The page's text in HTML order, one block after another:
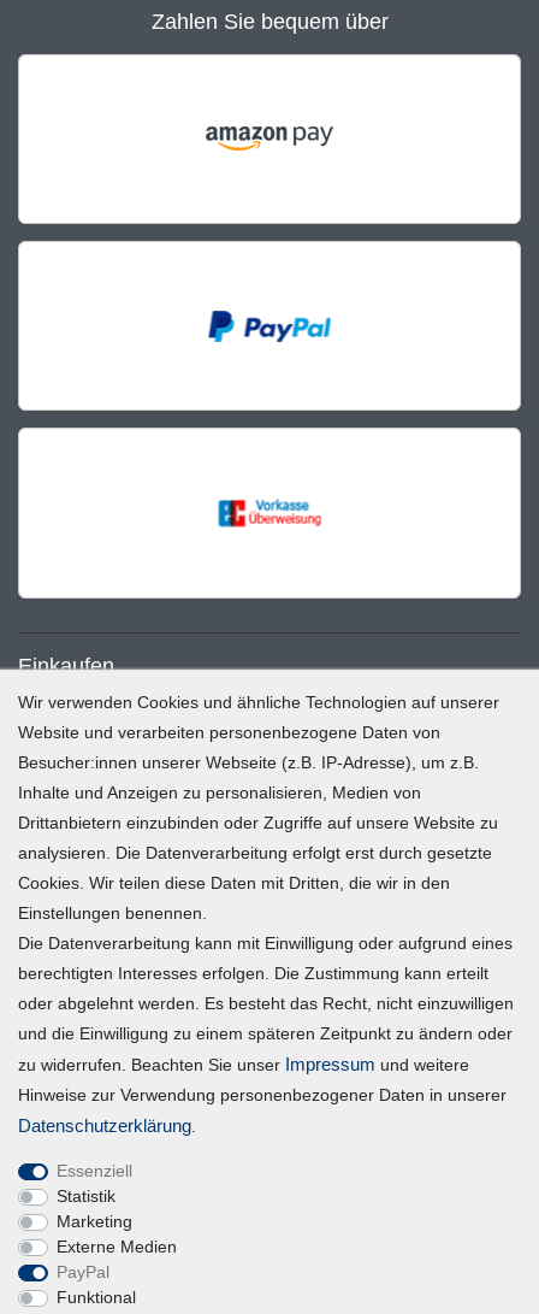
Zahlen Sie bequem über
Einkaufen
Zahlung und Versand
Widerrufsrecht
Warenkorb
Zur Kasse
Mein Konto
Registrieren
Login
Vertrag widerrufen
Unternehmen
Blog
Datenschutzerklärung
Erklärung zur Barrierefreiheit
AGB
Wir verwenden Cookies und ähnliche Technologien auf unserer
Website und verarbeiten personenbezogene Daten von
Besucher:innen unserer Webseite (z.B. IP-Adresse), um z.B.
Inhalte und Anzeigen zu personalisieren, Medien von
Drittanbietern einzubinden oder Zugriffe auf unsere Website zu
analysieren. Die Datenverarbeitung erfolgt erst durch gesetzte
Cookies. Wir teilen diese Daten mit Dritten, die wir in den
Einstellungen benennen.
Die Datenverarbeitung kann mit Einwilligung oder aufgrund eines
berechtigten Interesses erfolgen. Die Zustimmung kann erteilt
oder abgelehnt werden. Es besteht das Recht, nicht einzuwilligen
und die Einwilligung zu einem späteren Zeitpunkt zu ändern oder
zu widerrufen. Beachten Sie unser Impressum und weitere
Hinweise zur Verwendung personenbezogener Daten in unserer
Daten­schutz­erklärung
Essenziell
Statistik
Marketing
Externe Medien
PayPal
Funktional